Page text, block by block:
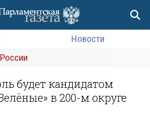
Новости
будет кандидатом
в 200-м округе